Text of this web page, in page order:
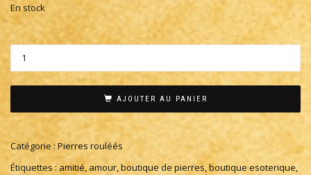
En stock
AJOUTER AU PANIER
Catégorie : Pierres rouléés
Étiquettes : amitié,amour,boutique de pierres,boutique esoterique,